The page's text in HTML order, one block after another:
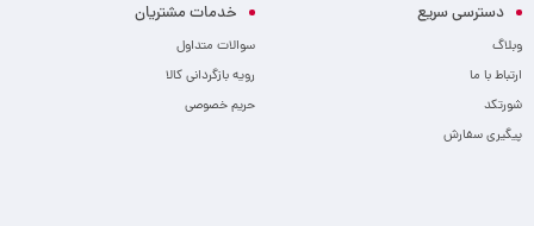
دسترسی سریع
وبلاگ
ارتباط با ما
شورتکد
پیگیری سفارش
خدمات مشتریان
سوالات متداول
رویه بازگردانی کالا
حریم خصوصی